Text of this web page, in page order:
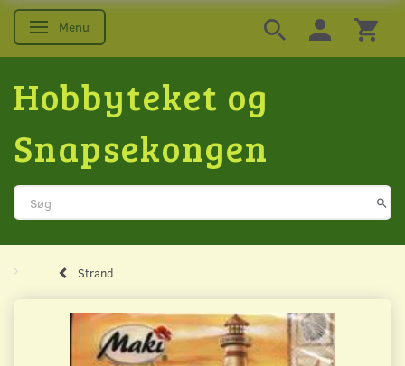
Skifte navigation
Menu
Hobbyteket og
Snapsekongen
Strand